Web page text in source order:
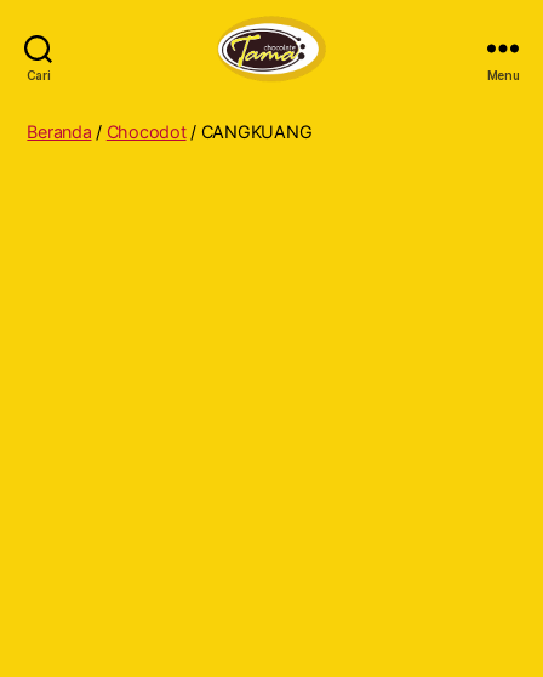
Cari
Cokelat
Menu
Beranda / Chocodot/ CANGKUANG